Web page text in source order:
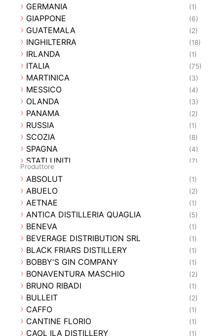
GERMANIA (1)
GIAPPONE (6)
GUATEMALA (2)
INGHILTERRA (18)
IRLANDA (1)
ITALIA (75)
MARTINICA (3)
MESSICO (4)
OLANDA (3)
PANAMA (2)
RUSSIA (1)
SCOZIA (8)
SPAGNA (4)
STATI UNITI (7)
SVEZIA
TRINIDAD E TOBAGO (1)
VENEZUELA (1)
Produttore
ABSOLUT (1)
ABUELO (2)
AETNAE (1)
ANTICA DISTILLERIA QUAGLIA (5)
BENEVA (1)
BEVERAGE DISTRIBUTION SRL (1)
BLACK FRIARS DISTILLERY (1)
BOBBY'S GIN COMPANY (1)
BONAVENTURA MASCHIO (2)
BRUNO RIBADI (1)
BULLEIT (2)
CAFFO (1)
CANTINE FLORIO (1)
CAOL ILA DISTILLERY (1)